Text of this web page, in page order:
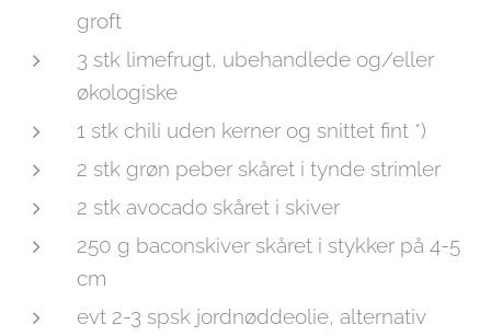
groft
3 stk limefrugt, ubehandlede og/eller
økologiske
1 stk chili uden kerner og snittet fint *)
2 stk grøn peber skåret i tynde strimler
2 stk avocado skåret i skiver
250 g baconskiver skåret i stykker på 4-5
cm
evt 2-3 spsk jordnøddeolie, alternativ